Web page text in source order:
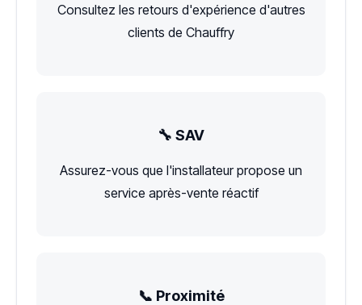
Consultez les retours d'expérience d'autres
clients de Chauffry
🔧 SAV
Assurez-vous que l'installateur propose un
service après-vente réactif
📞 Proximité